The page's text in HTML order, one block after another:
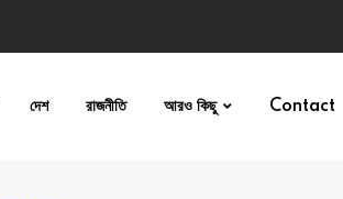
দেশ রাজনীতি আরও কিছু Contact